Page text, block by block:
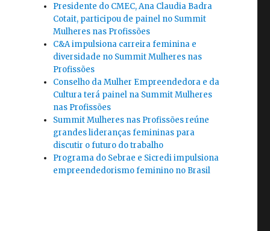
Presidente do CMEC, Ana Claudia Badra
Cotait, participou de painel no Summit
Mulheres nas Profissões
C&A impulsiona carreira feminina e
diversidade no Summit Mulheres nas
Profissões
Conselho da Mulher Empreendedora e da
Cultura terá painel na Summit Mulheres
nas Profissões
Summit Mulheres nas Profissões reúne
grandes lideranças femininas para
discutir o futuro do trabalho
Programa do Sebrae e Sicredi impulsiona
empreendedorismo feminino no Brasil